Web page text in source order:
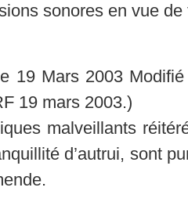
sonores en vue
19 Mars 2003
19 mars 2003.)
malveillants
d’autrui, sont